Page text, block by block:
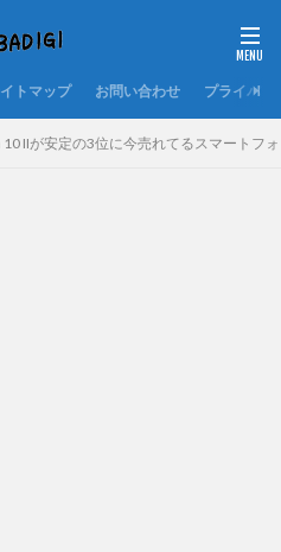
トマップ お問い合わせ プライバシ
10 IIが安定の3位に今売れてるスマートフ